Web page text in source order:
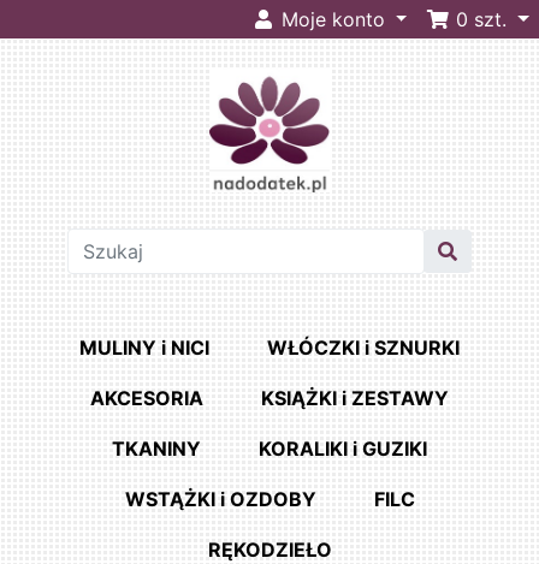
Moje konto 0 szt.
MULINY i NICI WŁÓCZKI i SZNURKI
AKCESORIA KSIĄŻKI i ZESTAWY
TKANINY KORALIKI i GUZIKI
WSTĄŻKI i OZDOBY FILC
RĘKODZIEŁO